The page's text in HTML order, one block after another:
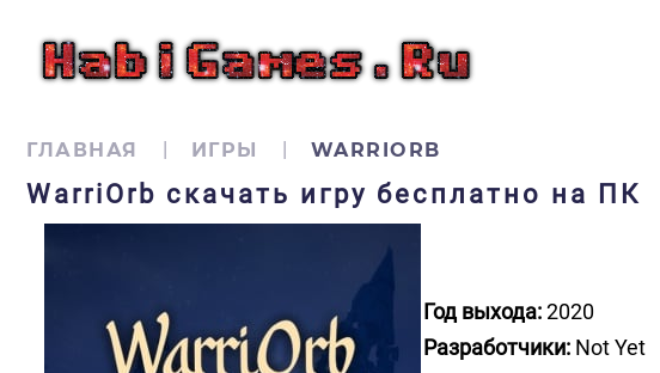
ГЛАВНАЯ ИГРЫ WARRIORB
WarriOrb скачать игру бесплатно на ПК
Год выхода:2020
Разработчики:Not Yet